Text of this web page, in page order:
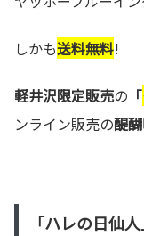
しかも送料無料!
軽井沢限定販売の 「
ンライン販売の醍
「ハレの日仙